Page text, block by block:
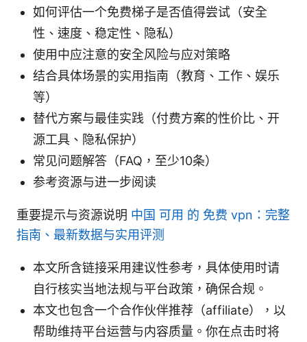
如何评估一个免费梯子是否值得尝试（安全
性、速度、稳定性、隐私）
使用中应注意的安全风险与应对策略
结合具体场景的实用指南（教育、工作、娱乐
等）
替代方案与最佳实践（付费方案的性价比、开
源工具、隐私保护）
常见问题解答（FAQ，至少10条）
参考资源与进一步阅读
重要提示与资源说明 中国 可用 的 免费 vpn：完整
指南、最新数据与实用评测
本文所含链接采用建议性参考，具体使用时请
自行核实当地法规与平台政策，确保合规。
本文也包含一个合作伙伴推荐（affiliate），以
帮助维持平台运营与内容质量。你在点击时将